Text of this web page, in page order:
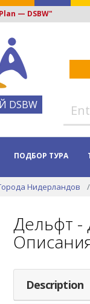
— DSBW"
ПОДБОР ТУРА
Нидерландов
Дельфт -
Description